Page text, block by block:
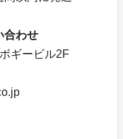
合わせ
ギービル2F